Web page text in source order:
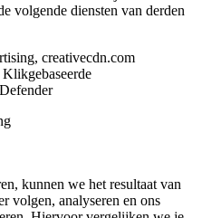
volgende diensten van derden
creativecdn.com
kunnen we het resultaat van
volgen, analyseren en ons